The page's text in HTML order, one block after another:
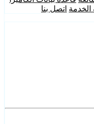
الخدمة اتصل بنا